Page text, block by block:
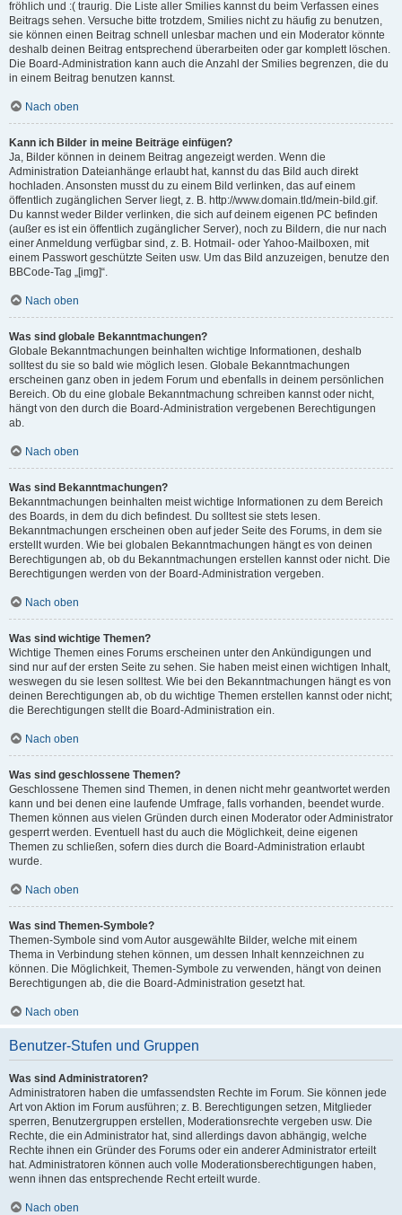
fröhlich und :( traurig. Die Liste aller Smilies kannst du beim Verfassen eines
Beitrags sehen. Versuche bitte trotzdem, Smilies nicht zu häufig zu benutzen,
sie können einen Beitrag schnell unlesbar machen und ein Moderator könnte
deshalb deinen Beitrag entsprechend überarbeiten oder gar komplett löschen.
Die Board-Administration kann auch die Anzahl der Smilies begrenzen, die du
in einem Beitrag benutzen kannst.
Nach oben
Kann ich Bilder in meine Beiträge einfügen?
Ja, Bilder können in deinem Beitrag angezeigt werden. Wenn die
Administration Dateianhänge erlaubt hat, kannst du das Bild auch direkt
hochladen. Ansonsten musst du zu einem Bild verlinken, das auf einem
öffentlich zugänglichen Server liegt, z. B. http://www.domain.tld/mein-bild.gif.
Du kannst weder Bilder verlinken, die sich auf deinem eigenen PC befinden
(außer es ist ein öffentlich zugänglicher Server), noch zu Bildern, die nur nach
einer Anmeldung verfügbar sind, z. B. Hotmail- oder Yahoo-Mailboxen, mit
einem Passwort geschützte Seiten usw. Um das Bild anzuzeigen, benutze den
BBCode-Tag „[img]“.
Nach oben
Was sind globale Bekanntmachungen?
Globale Bekanntmachungen beinhalten wichtige Informationen, deshalb
solltest du sie so bald wie möglich lesen. Globale Bekanntmachungen
erscheinen ganz oben in jedem Forum und ebenfalls in deinem persönlichen
Bereich. Ob du eine globale Bekanntmachung schreiben kannst oder nicht,
hängt von den durch die Board-Administration vergebenen Berechtigungen
ab.
Nach oben
Was sind Bekanntmachungen?
Bekanntmachungen beinhalten meist wichtige Informationen zu dem Bereich
des Boards, in dem du dich befindest. Du solltest sie stets lesen.
Bekanntmachungen erscheinen oben auf jeder Seite des Forums, in dem sie
erstellt wurden. Wie bei globalen Bekanntmachungen hängt es von deinen
Berechtigungen ab, ob du Bekanntmachungen erstellen kannst oder nicht. Die
Berechtigungen werden von der Board-Administration vergeben.
Nach oben
Was sind wichtige Themen?
Wichtige Themen eines Forums erscheinen unter den Ankündigungen und
sind nur auf der ersten Seite zu sehen. Sie haben meist einen wichtigen Inhalt,
weswegen du sie lesen solltest. Wie bei den Bekanntmachungen hängt es von
deinen Berechtigungen ab, ob du wichtige Themen erstellen kannst oder nicht;
die Berechtigungen stellt die Board-Administration ein.
Nach oben
Was sind geschlossene Themen?
Geschlossene Themen sind Themen, in denen nicht mehr geantwortet werden
kann und bei denen eine laufende Umfrage, falls vorhanden, beendet wurde.
Themen können aus vielen Gründen durch einen Moderator oder Administrator
gesperrt werden. Eventuell hast du auch die Möglichkeit, deine eigenen
Themen zu schließen, sofern dies durch die Board-Administration erlaubt
wurde.
Nach oben
Was sind Themen-Symbole?
Themen-Symbole sind vom Autor ausgewählte Bilder, welche mit einem
Thema in Verbindung stehen können, um dessen Inhalt kennzeichnen zu
können. Die Möglichkeit, Themen-Symbole zu verwenden, hängt von deinen
Berechtigungen ab, die die Board-Administration gesetzt hat.
Nach oben
Benutzer-Stufen und Gruppen
Was sind Administratoren?
Administratoren haben die umfassendsten Rechte im Forum. Sie können jede
Art von Aktion im Forum ausführen; z. B. Berechtigungen setzen, Mitglieder
sperren, Benutzergruppen erstellen, Moderationsrechte vergeben usw. Die
Rechte, die ein Administrator hat, sind allerdings davon abhängig, welche
Rechte ihnen ein Gründer des Forums oder ein anderer Administrator erteilt
hat. Administratoren können auch volle Moderationsberechtigungen haben,
wenn ihnen das entsprechende Recht erteilt wurde.
Nach oben